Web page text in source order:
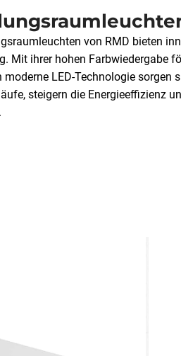
von RMD bieten
Mit ihrer hohen Farbwiedergabe
LED-Technologie sorgen
steigern die Energieeffizienz